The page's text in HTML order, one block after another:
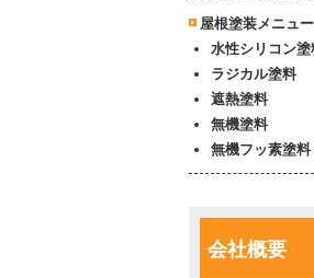
屋根塗装メニュー
水性シリコン塗
ラジカル塗料
遮熱塗料
無機塗料
無機フッ素塗料
会社概要